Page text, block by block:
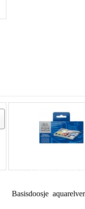
Cotman pocket
Basisdoosje